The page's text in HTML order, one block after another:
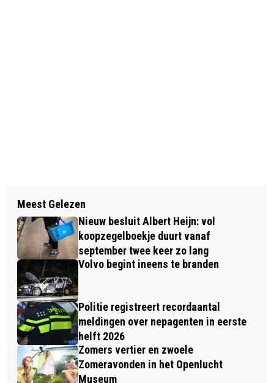
TIJGERMUG ALWEER DIVERSE KEREN
WAARGENOMEN
EXPOSITIE EN LEZINGEN LIJKWADE
VAN TURIJN IN
MARIABEDEVAARTSKERK
Meest Gelezen
Nieuw besluit Albert Heijn: vol
koopzegelboekje duurt vanaf
september twee keer zo lang
Volvo begint ineens te branden
Politie registreert recordaantal
meldingen over nepagenten in eerste
helft 2026
Zomers vertier en zwoele
Zomeravonden in het Openlucht
Museum